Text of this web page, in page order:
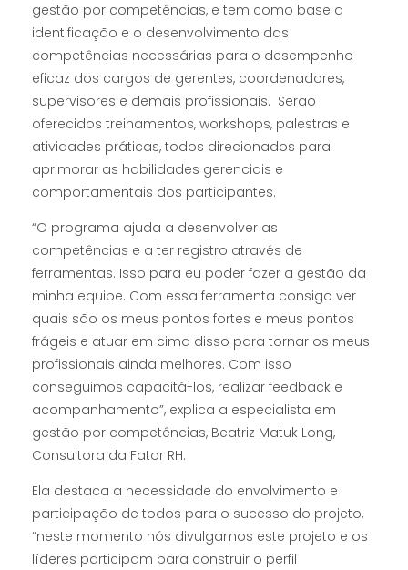
gestão por competências, e tem como base a
identificação e o desenvolvimento das
competências necessárias para o desempenho
eficaz dos cargos de gerentes, coordenadores,
supervisores e demais profissionais. Serão
oferecidos treinamentos, workshops, palestras e
atividades práticas, todos direcionados para
aprimorar as habilidades gerenciais e
comportamentais dos participantes.
“O programa ajuda a desenvolver as
competências e a ter registro através de
ferramentas. Isso para eu poder fazer a gestão da
minha equipe. Com essa ferramenta consigo ver
quais são os meus pontos fortes e meus pontos
frágeis e atuar em cima disso para tornar os meus
profissionais ainda melhores. Com isso
conseguimos capacitá-los, realizar feedback e
acompanhamento”, explica a especialista em
gestão por competências, Beatriz Matuk Long,
Consultora da Fator RH.
Ela destaca a necessidade do envolvimento e
participação de todos para o sucesso do projeto,
“neste momento nós divulgamos este projeto e os
líderes participam para construir o perfil